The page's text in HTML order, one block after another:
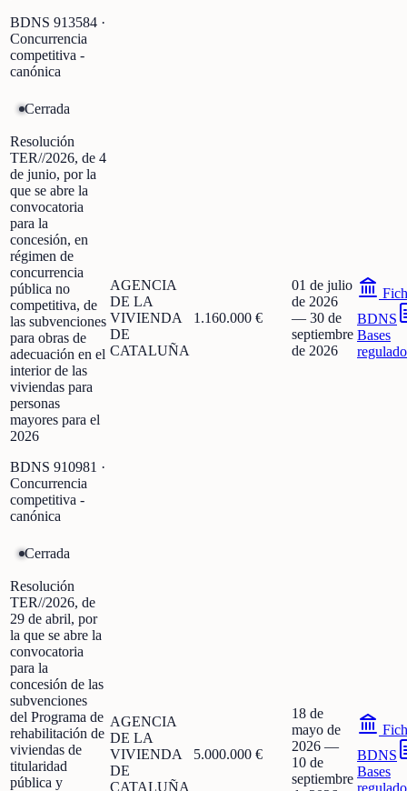
BDNS 913584 ·
Concurrencia
competitiva -
canónica
Cerrada
Resolución
TER//2026, de 4
de junio, por la
que se abre la
convocatoria
para la
concesión, en
régimen de
concurrencia
pública no
competitiva, de
las subvenciones
para obras de
adecuación en el
interior de las
viviendas para
personas
mayores para el
2026
BDNS 910981 ·
Concurrencia
competitiva -
canónica
AGENCIA
DE LA
VIVIENDA
DE
CATALUÑA
1.160.000 €
01 de julio
de 2026
— 30 de
septiembre
de 2026
BDNS
Bases
Cerrada
Resolución
TER//2026, de
29 de abril, por
la que se abre la
convocatoria
para la
concesión de las
subvenciones
del Programa de
rehabilitación de
viviendas de
titularidad
pública y
AGENCIA
DE LA
VIVIENDA
DE
CATALUÑA
5.000.000 €
18 de
mayo de
2026 —
10 de
septiembre
BDNS
Bases